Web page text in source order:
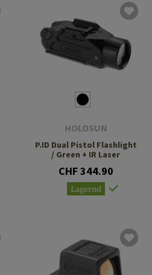
HOLOSUN
P.ID Dual Pistol Flashlight
/ Green + IR Laser
CHF 344.90
Lagernd